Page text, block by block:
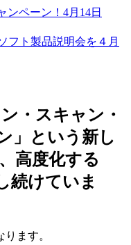
ンペーン！4月14日
フト製品説明会を４月
・スキャン・
」という新し
高度化する
続けていま
ます。